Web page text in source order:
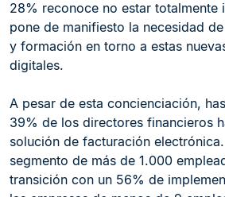
28% reconoce no estar totalmente
pone de manifiesto la necesidad
y formación en torno a estas
digitales.
A pesar de esta concienciación,
39% de los directores financieros
solución de facturación
segmento de más de 1.000
transición con un 56% de